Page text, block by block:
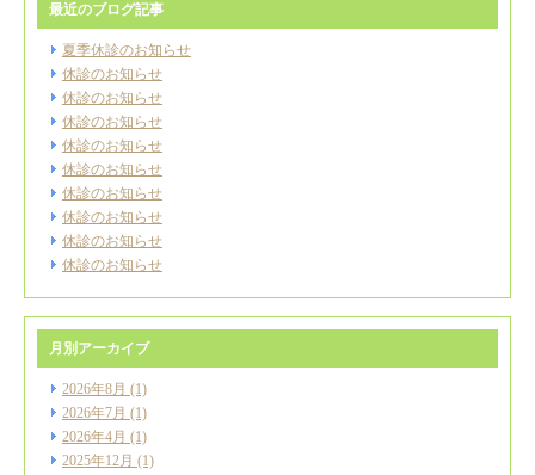
最近のブログ記事
夏季休診のお知らせ
休診のお知らせ
休診のお知らせ
休診のお知らせ
休診のお知らせ
休診のお知らせ
休診のお知らせ
休診のお知らせ
休診のお知らせ
休診のお知らせ
月別アーカイブ
2026年8月 (1)
2026年7月 (1)
2026年4月 (1)
2025年12月 (1)